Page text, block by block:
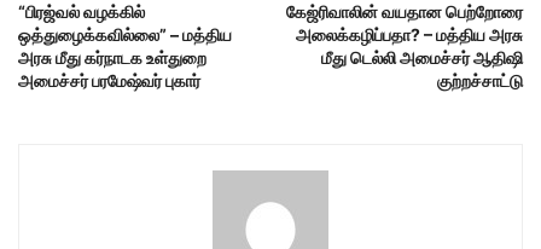
“பிரஜ்வல் வழக்கில்
ஒத்துழைக்கவில்லை” – மத்திய
அரசு மீது க‌ர்நாடக உள்துறை
அமைச்சர் பரமேஷ்வர் புகார்
கேஜ்ரிவாலின் வயதான பெற்றோரை
அலைக்கழிப்பதா? – மத்திய அரசு
மீது டெல்லி அமைச்சர் ஆதிஷி
குற்றச்சாட்டு